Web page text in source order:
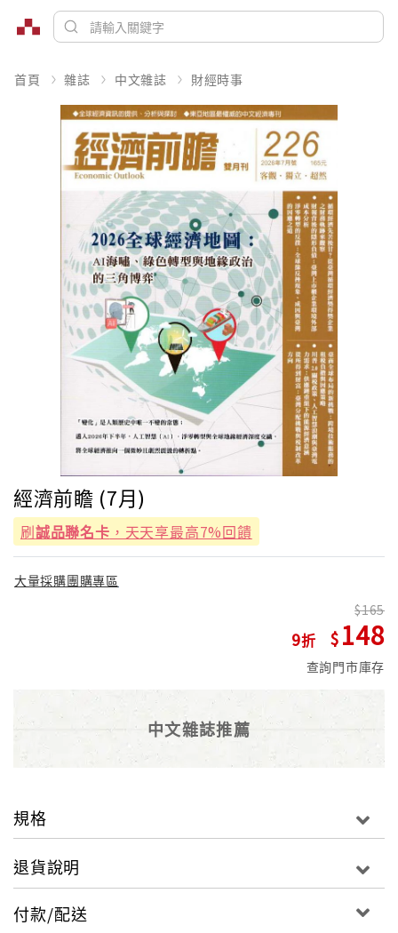
首頁 雜誌 中文雜誌 財經時事
經濟前瞻 (7月)
刷誠品聯名卡 ，天天享最高7%回饋
大量採購團購專區
9
165
148
查詢門市庫存
中文雜誌推薦
規格
退貨說明
付款/配送